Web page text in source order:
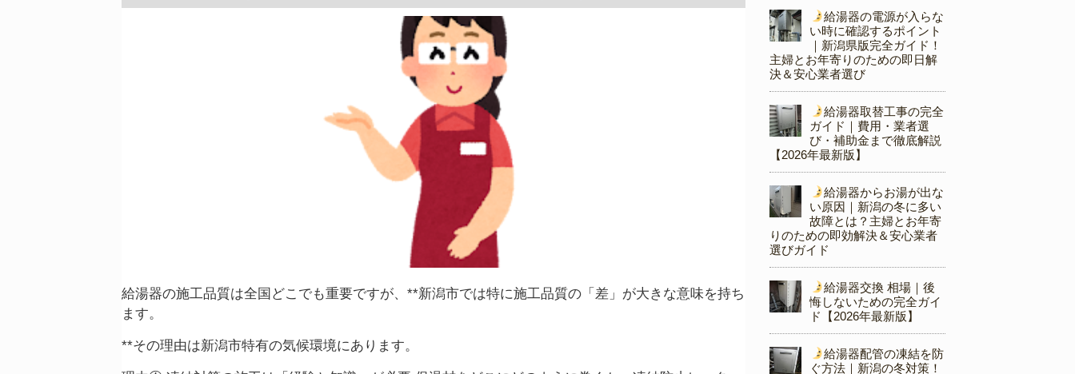
給湯器の施工品質は全国どこでも重要ですが、**新潟市では特に施工品質の「差」が大きな意味を持ち
ます。
**その理由は新潟市特有の気候環境にあります。
給湯器の電源が入らな
い時に確認するポイント
｜新潟県版完全ガイド！
主婦とお年寄りのための即日解
決＆安心業者選び
給湯器取替工事の完全
ガイド｜費用・業者選
び・補助金まで徹底解説
【2026年最新版】
給湯器からお湯が出な
い原因｜新潟の冬に多い
故障とは？主婦とお年寄
りのための即効解決＆安心業者
選びガイド
給湯器交換 相場｜後
悔しないための完全ガイ
ド【2026年最新版】
給湯器配管の凍結を防
ぐ方法｜新潟の冬対策！